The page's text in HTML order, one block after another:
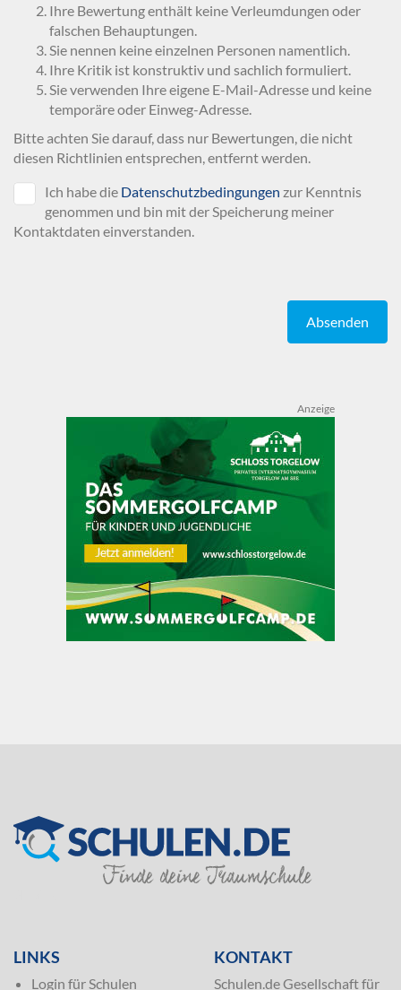
Ihre Bewertung enthält keine Verleumdungen oder
falschen Behauptungen.
Sie nennen keine einzelnen Personen namentlich.
Ihre Kritik ist konstruktiv und sachlich formuliert.
Sie verwenden Ihre eigene E-Mail-Adresse und keine
temporäre oder Einweg-Adresse.
Bitte achten Sie darauf, dass nur Bewertungen, die nicht
diesen Richtlinien entsprechen, entfernt werden.
Ich habe die Datenschutzbedingungen zur Kenntnis
genommen und bin mit der Speicherung meiner
Kontaktdaten einverstanden.
Absenden
Anzeige
LINKS
Login für Schulen
KONTAKT
Schulen.de Gesellschaft für